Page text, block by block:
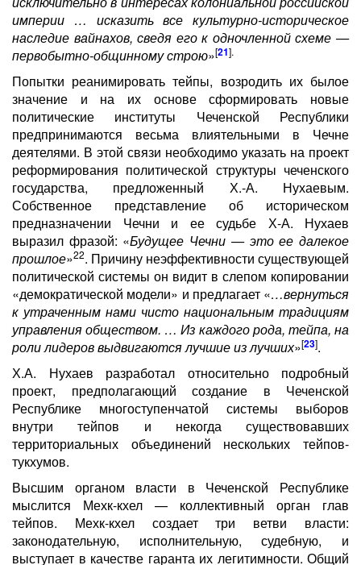
империи … исказить все культурно-историческое
наследие вайнахов, сведя его к одночленной схеме —
первобытно-общинному строю»[21].
Попытки реанимировать тейпы, возродить их былое
значение и на их основе сформировать новые
политические институты Чеченской Республики
предпринимаются весьма влиятельными в Чечне
деятелями. В этой связи необходимо указать на проект
реформирования политической структуры чеченского
государства, предложенный Х.-А. Нухаевым.
Собственное представление об историческом
предназначении Чечни и ее судьбе Х-А. Нухаев
выразил фразой: «Будущее Чечни — это ее далекое
прошлое»22. Причину неэффективности существующей
политической системы он видит в слепом копировании
«демократической модели» и предлагает «…вернуться
к утраченным нами чисто национальным традициям
управления обществом. … Из каждого рода, тейпа, на
роли лидеров выдвигаются лучшие из лучших»[23].
Х.А. Нухаев разработал относительно подробный
проект, предполагающий создание в Чеченской
Республике многоступенчатой системы выборов
внутри тейпов и некогда существовавших
территориальных объединений нескольких тейпов-
тукхумов.
Высшим органом власти в Чеченской Республике
мыслится Мехк-кхел — коллективный орган глав
тейпов. Мехк-кхел создает три ветви власти:
законодательную, исполнительную, судебную, и
выступает в качестве гаранта их легитимности. Общий